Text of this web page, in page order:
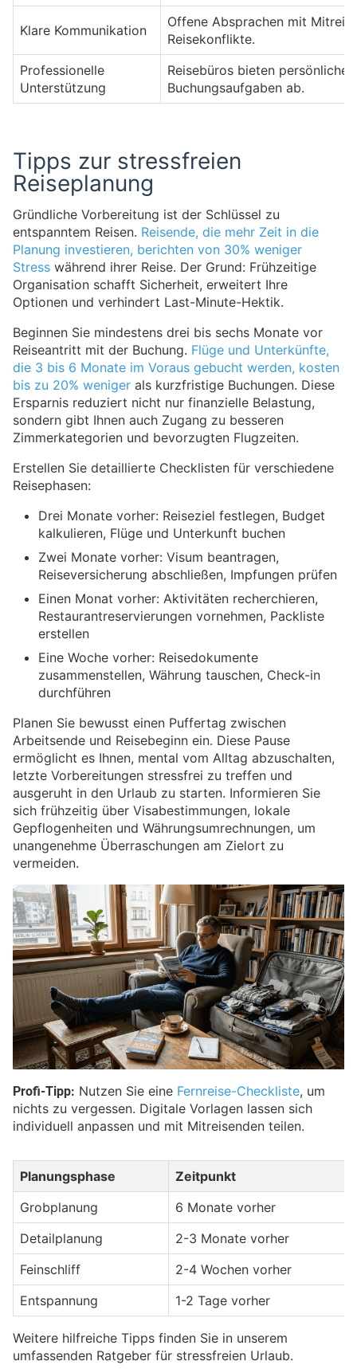
Klare Kommunikation
Offene Absprachen mit
Reisekonflikte.
Professionelle
Unterstützung
Reisebüros bieten persönliche
Buchungsaufgaben ab.
Tipps zur stressfreien
Reiseplanung
Gründliche Vorbereitung ist der Schlüssel zu
entspanntem Reisen. Reisende, die mehr Zeit in die
Planung investieren, berichten von 30% weniger
Stress während ihrer Reise. Der Grund: Frühzeitige
Organisation schafft Sicherheit, erweitert Ihre
Optionen und verhindert Last-Minute-Hektik.
Beginnen Sie mindestens drei bis sechs Monate vor
Reiseantritt mit der Buchung. Flüge und Unterkünfte,
die 3 bis 6 Monate im Voraus gebucht werden, kosten
bis zu 20% weniger als kurzfristige Buchungen. Diese
Ersparnis reduziert nicht nur finanzielle Belastung,
sondern gibt Ihnen auch Zugang zu besseren
Zimmerkategorien und bevorzugten Flugzeiten.
Erstellen Sie detaillierte Checklisten für verschiedene
Reisephasen:
Drei Monate vorher: Reiseziel festlegen, Budget
kalkulieren, Flüge und Unterkunft buchen
Zwei Monate vorher: Visum beantragen,
Reiseversicherung abschließen, Impfungen prüfen
Einen Monat vorher: Aktivitäten recherchieren,
Restaurantreservierungen vornehmen, Packliste
erstellen
Eine Woche vorher: Reisedokumente
zusammenstellen, Währung tauschen, Check-in
durchführen
Planen Sie bewusst einen Puffertag zwischen
Arbeitsende und Reisebeginn ein. Diese Pause
ermöglicht es Ihnen, mental vom Alltag abzuschalten,
letzte Vorbereitungen stressfrei zu treffen und
ausgeruht in den Urlaub zu starten. Informieren Sie
sich frühzeitig über Visabestimmungen, lokale
Gepflogenheiten und Währungsumrechnungen, um
unangenehme Überraschungen am Zielort zu
vermeiden.
Profi-Tipp: Nutzen Sie eine Fernreise-Checkliste, um
nichts zu vergessen. Digitale Vorlagen lassen sich
individuell anpassen und mit Mitreisenden teilen.
Planungsphase
Zeitpunkt
Grobplanung
6 Monate vorher
Detailplanung
2-3 Monate vorher
Feinschliff
2-4 Wochen vorher
Entspannung
1-2 Tage vorher
Weitere hilfreiche Tipps finden Sie in unserem
umfassenden Ratgeber für stressfreien Urlaub.